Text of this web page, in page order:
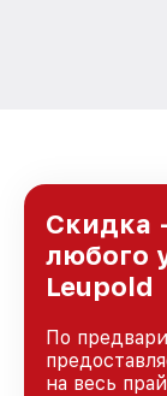
Скидка
любого
Leupold
По
на весь